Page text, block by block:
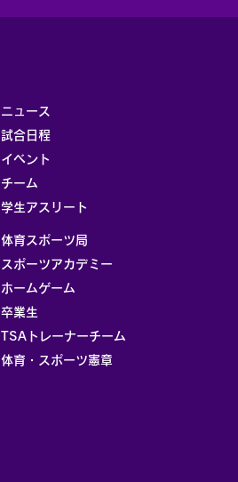
ニュース
試合日程
イベント
チーム
学生アスリート
体育スポーツ局
スポーツアカデミー
ホームゲーム
卒業生
TSAトレーナーチーム
体育・スポーツ憲章